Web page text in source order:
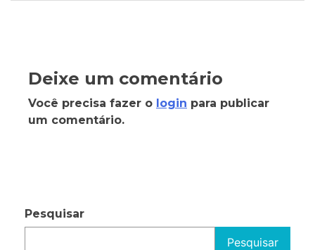
Deixe um comentário
Você precisa fazer o login para publicar
um comentário.
Pesquisar
Pesquisar